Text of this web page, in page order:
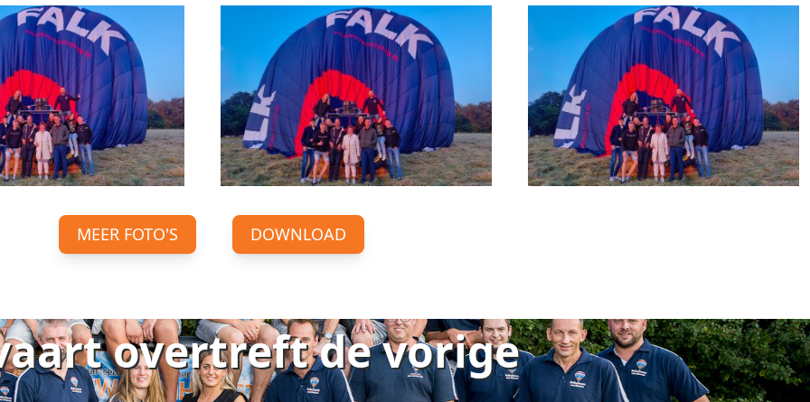
MEER FOTO'S DOWNLOAD
overtreft de vorige